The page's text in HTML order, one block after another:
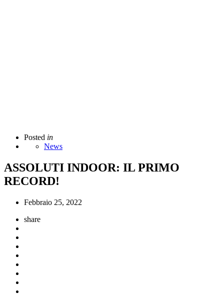
Posted in
News
ASSOLUTI INDOOR: IL PRIMO
RECORD!
Febbraio 25, 2022
share